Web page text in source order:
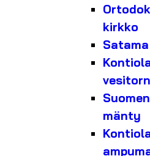
kirkko
Satama
mänty